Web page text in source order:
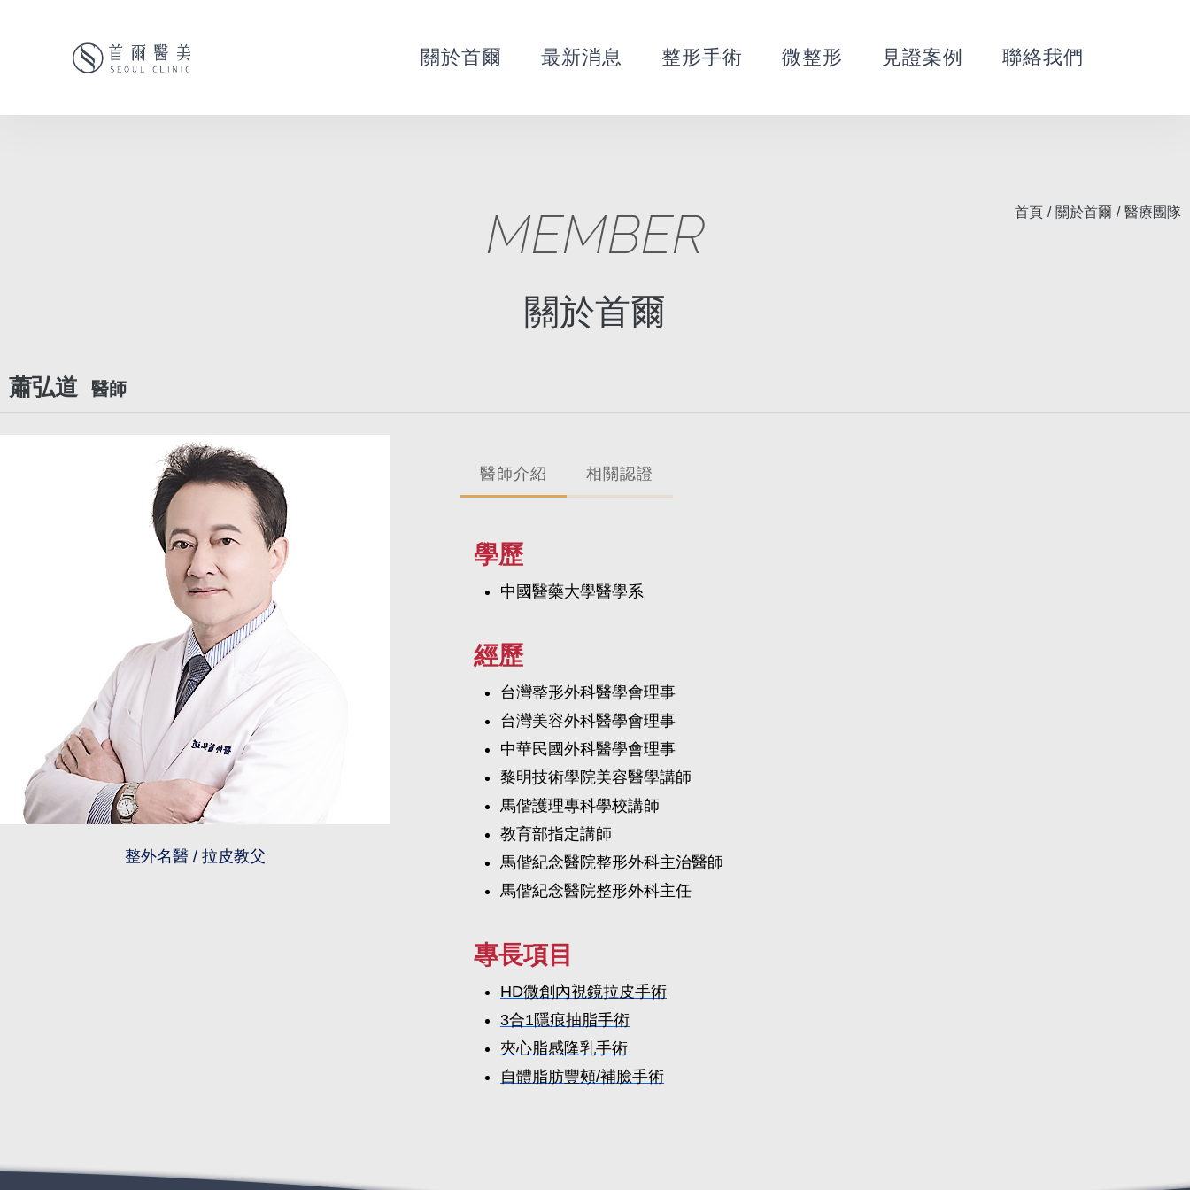
關於首爾 最新消息 整形手術 微整形 見證案例 聯絡我們
MEMBER
關於首爾
首頁 / 關於首爾 / 醫療團隊
蕭弘道 醫師
整外名醫 / 拉皮教父
醫師介紹 相關認證
學歷
中國醫藥大學醫學系
經歷
台灣整形外科醫學會理事
台灣美容外科醫學會理事
中華民國外科醫學會理事
黎明技術學院美容醫學講師
馬偕護理專科學校講師
教育部指定講師
馬偕紀念醫院整形外科主治醫師
馬偕紀念醫院整形外科主任
專長項目
HD微創內視鏡拉皮手術
3合1隱痕抽脂手術
夾心脂感隆乳手術
自體脂肪豐頰/補臉手術